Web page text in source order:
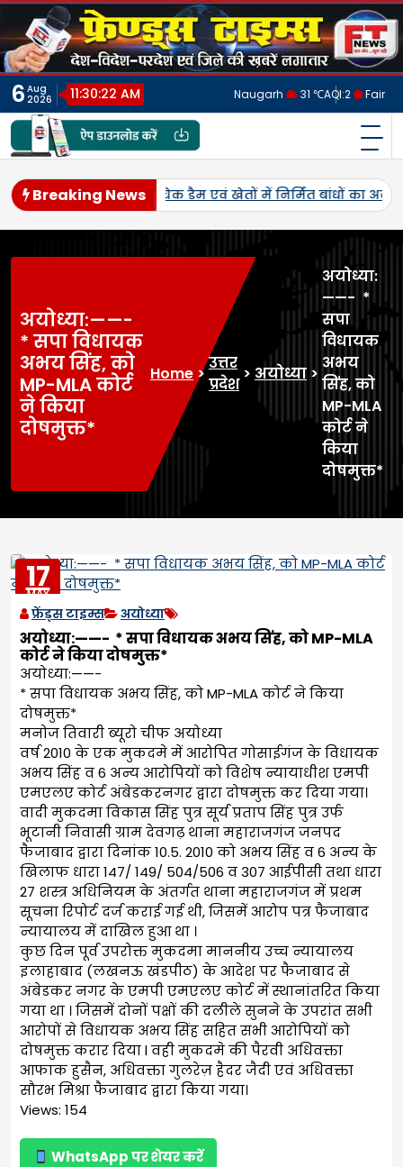
Skip
content
6 Aug
2026
11:30:25 AM Naugarh 31 ℃AQI:2 Fair
फ्रेंड्स टाइम्स
Breaking News
40 लीटर अवैध कच्ची शराब बरामद की गई। साथ ही
अयोध्या:——-
* सपा विधायक
अभय सिंह, को
MP-MLA कोर्ट
ने किया
दोषमुक्त*
Home >
उत्तर
प्रदेश
> अयोध्या >
अयोध्या:
——- *
सपा
विधायक
अभय
सिंह, को
MP-MLA
कोर्ट ने
किया
दोषमुक्त*
17
MAY
2023
फ्रेंड्स टाइम्स अयोध्या
अयोध्या:——- * सपा विधायक अभय सिंह, को MP-MLA
कोर्ट ने किया दोषमुक्त*
अयोध्या:——-
* सपा विधायक अभय सिंह, को MP-MLA कोर्ट ने किया
दोषमुक्त*
मनोज तिवारी ब्यूरो चीफ अयोध्या
वर्ष 2010 के एक मुकदमे में आरोपित गोसाईगंज के विधायक
अभय सिंह व 6 अन्य आरोपियों को विशेष न्यायाधीश एमपी
एमएलए कोर्ट अंबेडकरनगर द्वारा दोषमुक्त कर दिया गया।
वादी मुकदमा विकास सिंह पुत्र सूर्य प्रताप सिंह पुत्र उर्फ
भूटानी निवासी ग्राम देवगढ़ थाना महाराजगंज जनपद
फैजाबाद द्वारा दिनांक 10.5. 2010 को अभय सिंह व 6 अन्य के
खिलाफ धारा 147/ 149/ 504/506 व 307 आईपीसी तथा धारा
27 शस्त्र अधिनियम के अंतर्गत थाना महाराजगंज में प्रथम
सूचना रिपोर्ट दर्ज कराई गई थी, जिसमें आरोप पत्र फैजाबाद
न्यायालय में दाखिल हुआ था ।
कुछ दिन पूर्व उपरोक्त मुकदमा माननीय उच्च न्यायालय
इलाहाबाद (लखनऊ खंडपीठ) के आदेश पर फैजाबाद से
अंबेडकर नगर के एमपी एमएलए कोर्ट में स्थानांतरित किया
गया था । जिसमें दोनों पक्षों की दलीले सुनने के उपरांत सभी
आरोपों से विधायक अभय सिंह सहित सभी आरोपियों को
दोषमुक्त करार दिया l वही मुकदमे की पैरवी अधिवक्ता
आफाक हुसैन, अधिवक्ता गुलरेज़ हैदर जैदी एवं अधिवक्ता
सौरभ मिश्रा फैजाबाद द्वारा किया गया।
Views: 154
WhatsApp पर शेयर करें